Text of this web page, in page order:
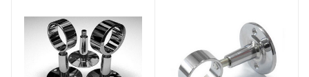
Вид Полотенцесушители
Дизайн С полкой
Страна производителя Россия